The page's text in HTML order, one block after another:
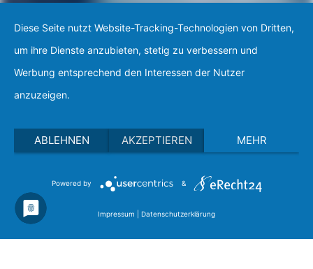
Diese Seite nutzt Website-Tracking-Technologien von Dritten,
um ihre Dienste anzubieten, stetig zu verbessern und
Werbung entsprechend den Interessen der Nutzer
anzuzeigen.
ABLEHNEN AKZEPTIEREN MEHR
Powered by &
Impressum Datenschutzerklärung